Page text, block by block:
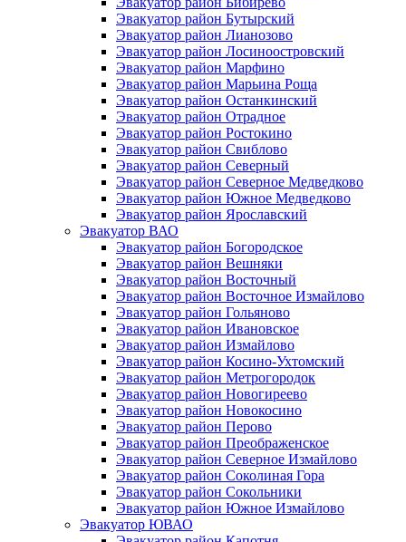
Эвакуатор район Бутырский
Эвакуатор район Лианозово
Эвакуатор район Лосиноостровский
Эвакуатор район Марфино
Эвакуатор район Марьина Роща
Эвакуатор район Останкинский
Эвакуатор район Отрадное
Эвакуатор район Ростокино
Эвакуатор район Свиблово
Эвакуатор район Северный
Эвакуатор район Северное Медведково
Эвакуатор район Южное Медведково
Эвакуатор район Ярославский
Эвакуатор ВАО
Эвакуатор район Богородское
Эвакуатор район Вешняки
Эвакуатор район Восточный
Эвакуатор район Восточное Измайлово
Эвакуатор район Гольяново
Эвакуатор район Ивановское
Эвакуатор район Измайлово
Эвакуатор район Косино-Ухтомский
Эвакуатор район Метрогородок
Эвакуатор район Новогиреево
Эвакуатор район Новокосино
Эвакуатор район Перово
Эвакуатор район Преображенское
Эвакуатор район Северное Измайлово
Эвакуатор район Соколиная Гора
Эвакуатор район Сокольники
Эвакуатор район Южное Измайлово
Эвакуатор ЮВАО